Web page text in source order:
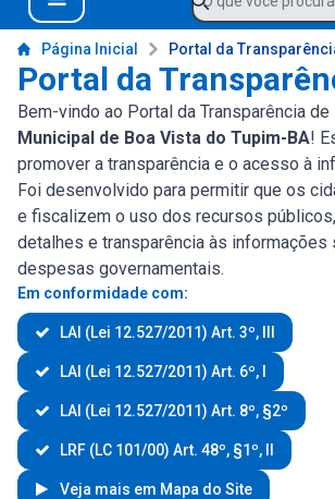
Menu Bar
Conteúdo da Prefeitura de Boa Vista do
Página Inicial Portal da
Portal da
Bem-vindo ao Portal da Transparência de
Municipal de Boa Vista do Tupim-BA!
promover a transparência e o acesso à
Foi desenvolvido para permitir que os
e fiscalizem o uso dos recursos
detalhes e transparência às informações
despesas governamentais.
Em conformidade com:
LAI (Lei 12.527/2011) Art. 3º, III
LAI (Lei 12.527/2011) Art. 6º, I
LAI (Lei 12.527/2011) Art. 8º, §2º
LRF (LC 101/00) Art. 48º, §1º, II
Veja mais em Mapa do Site